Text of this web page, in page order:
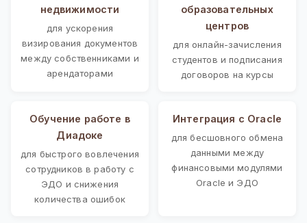
недвижимости
для ускорения
визирования документов
между собственниками и
арендаторами
образовательных
центров
для онлайн-зачисления
студентов и подписания
договоров на курсы
Обучение работе в
Диадоке
для быстрого вовлечения
сотрудников в работу с
ЭДО и снижения
количества ошибок
Интеграция с Oracle
для бесшовного обмена
данными между
финансовыми модулями
Oracle и ЭДО